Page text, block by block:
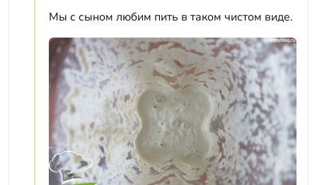
Мы с сыном любим пить в таком чистом виде.